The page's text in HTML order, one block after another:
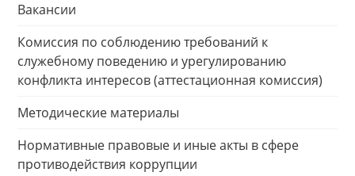
Вакансии
Комиссия по соблюдению требований к
служебному поведению и урегулированию
конфликта интересов (аттестационная комиссия)
Методические материалы
Нормативные правовые и иные акты в сфере
противодействия коррупции